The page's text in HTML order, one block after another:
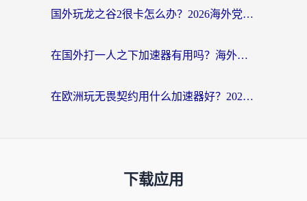
国外玩龙之谷2很卡怎么办？2026海外党必看的国服游戏加速全攻略
在国外打一人之下加速器有用吗？海外党国服游戏畅玩全攻略
在欧洲玩无畏契约用什么加速器好？2026海外党亲测有效指南
下载应用